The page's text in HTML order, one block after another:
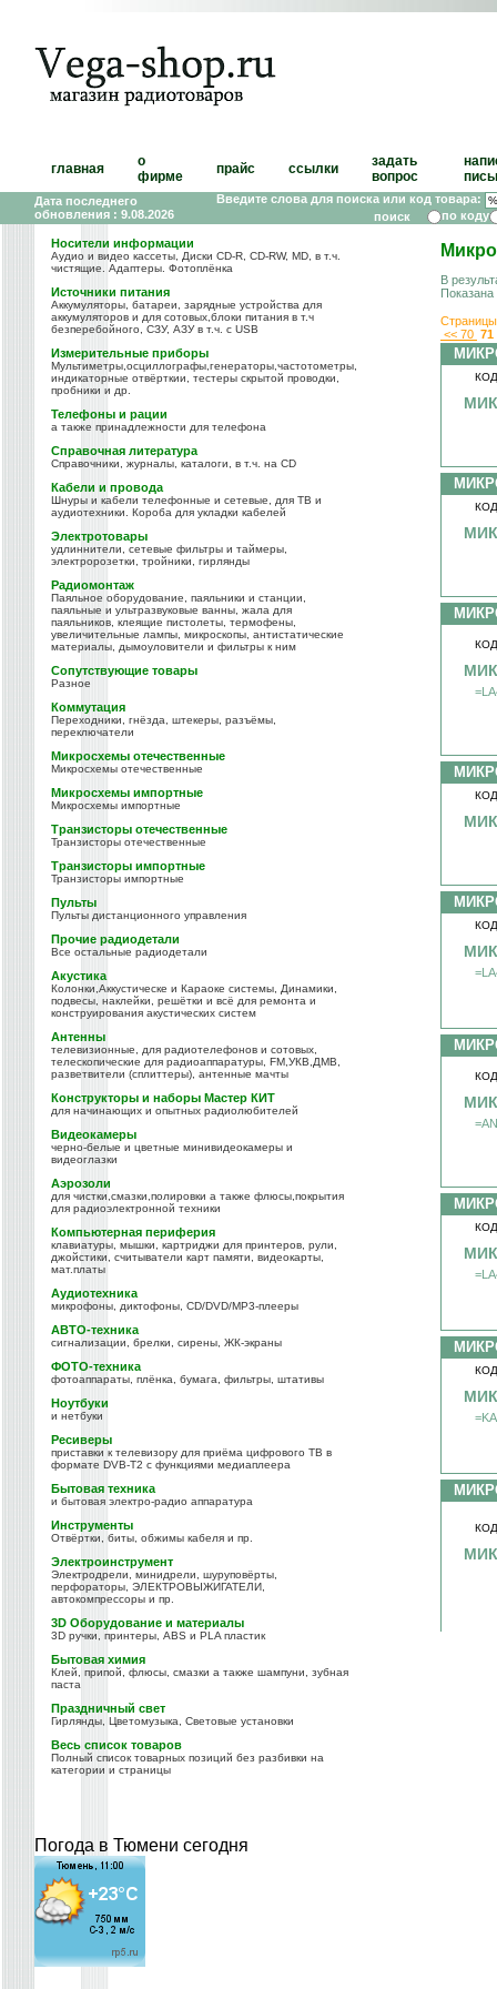
главная
о
фирме
прайс ссылки
задать
вопрос
Дата последнего
обновления : 9.08.2026
Введите слова для поиска или код товара:
по коду
Носители информации
Аудио и видео кассеты, Диски CD-R, CD-RW, MD, в т.ч.
чистящие. Адаптеры. Фотоплёнка
Источники питания
Аккумуляторы, батареи, зарядные устройства для
аккумуляторов и для сотовых,блоки питания в т.ч
безперебойного, СЗУ, АЗУ в т.ч. с USB
Измерительные приборы
Мультиметры,осциллографы,генераторы,частотометры,
индикаторные отвёрткии, тестеры скрытой проводки,
пробники и др.
Телефоны и рации
а также принадлежности для телефона
Справочная литература
Справочники, журналы, каталоги, в т.ч. на CD
Кабели и провода
Шнуры и кабели телефонные и сетевые, для ТВ и
аудиотехники. Короба для укладки кабелей
Электротовары
удлиннители, сетевые фильтры и таймеры,
электророзетки, тройники, гирлянды
Радиомонтаж
Паяльное оборудование, паяльники и станции,
паяльные и ультразвуковые ванны, жала для
паяльников, клеящие пистолеты, термофены,
увеличительные лампы, микроскопы, антистатические
материалы, дымоуловители и фильтры к ним
Сопутствующие товары
Разное
Коммутация
Переходники, гнёзда, штекеры, разъёмы,
переключатели
Микросхемы отечественные
Микросхемы отечественные
Микросхемы импортные
Микросхемы импортные
Транзисторы отечественные
Транзисторы отечественные
Транзисторы импортные
Транзисторы импортные
Пульты
Пульты дистанционного управления
Прочие радиодетали
Все остальные радиодетали
Акустика
Колонки,Аккустическе и Караоке системы, Динамики,
подвесы, наклейки, решётки и всё для ремонта и
конструирования акустических систем
Антенны
телевизионные, для радиотелефонов и сотовых,
телескопические для радиоаппаратуры, FM,УКВ,ДМВ,
разветвители (сплиттеры), антенные мачты
Конструкторы и наборы Мастер КИТ
для начинающих и опытных радиолюбителей
Видеокамеры
черно-белые и цветные минивидеокамеры и
видеоглазки
Аэрозоли
для чистки,смазки,полировки а также флюсы,покрытия
для радиоэлектронной техники
Компьютерная периферия
клавиатуры, мышки, картриджи для принтеров, рули,
джойстики, считыватели карт памяти, видеокарты,
мат.платы
Аудиотехника
микрофоны, диктофоны, CD/DVD/MP3-плееры
АВТО-техника
сигнализации, брелки, сирены, ЖК-экраны
ФОТО-техника
фотоаппараты, плёнка, бумага, фильтры, штативы
Ноутбуки
и нетбуки
Ресиверы
приставки к телевизору для приёма цифрового ТВ в
формате DVB-T2 с функциями медиаплеера
Бытовая техника
и бытовая электро-радио аппаратура
Инструменты
Отвёртки, биты, обжимы кабеля и пр.
Электроинструмент
Электродрели, минидрели, шуруповёрты,
перфораторы, ЭЛЕКТРОВЫЖИГАТЕЛИ,
автокомпрессоры и пр.
3D Оборудование и материалы
3D ручки, принтеры, ABS и PLA пластик
Бытовая химия
Клей, припой, флюсы, смазки а также шампуни, зубная
паста
Праздничный свет
Гирлянды, Цветомузыка, Световые установки
Весь список товаров
Полный список товарных позиций без разбивки на
категории и страницы
Погода в Тюмени сегодня
В
<< 70 71